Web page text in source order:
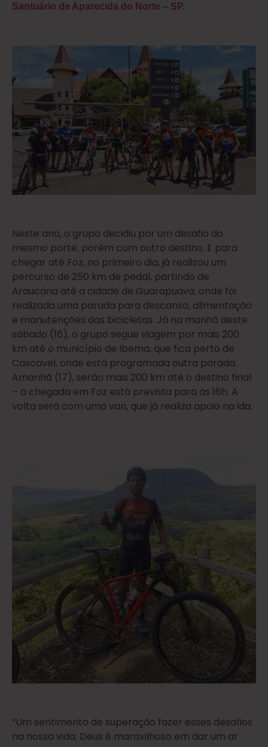
Santuário de Aparecida do Norte – SP.
Neste ano, o grupo decidiu por um desafio do
mesmo porte, porém com outro destino. E para
chegar até Foz, no primeiro dia, já realizou um
percurso de 250 km de pedal, partindo de
Araucária até a cidade de Guarapuava, onde foi
realizada uma parada para descanso, alimentação
e manutenções das bicicletas. Já na manhã deste
sábado (16), o grupo segue viagem por mais 200
km até o município de Ibema, que fica perto de
Cascavel, onde está programada outra parada.
Amanhã (17), serão mais 200 km até o destino final
– a chegada em Foz está prevista para às 16h. A
volta será com uma van, que já realiza apoio na ida.
“Um sentimento de superação fazer esses desafios
na nossa vida. Deus é maravilhoso em dar um ar